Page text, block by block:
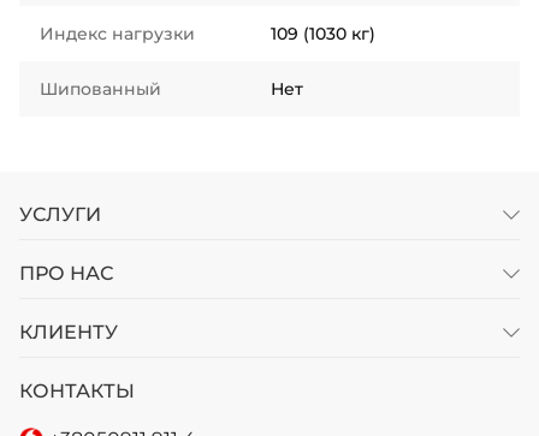
Индекс нагрузки 109 (1030 кг)
Шипованный Нет
УСЛУГИ
ПРО НАС
КЛИЕНТУ
КОНТАКТЫ